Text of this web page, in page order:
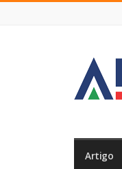
Real
Artigo